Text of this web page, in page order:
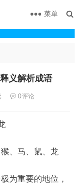
菜单
义解析成语
0评论
、马、鼠、龙
为重要的地位，